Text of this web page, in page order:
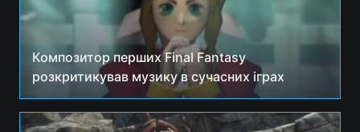
Композитор перших Final Fantasy
розкритикував музику в сучасних іграх